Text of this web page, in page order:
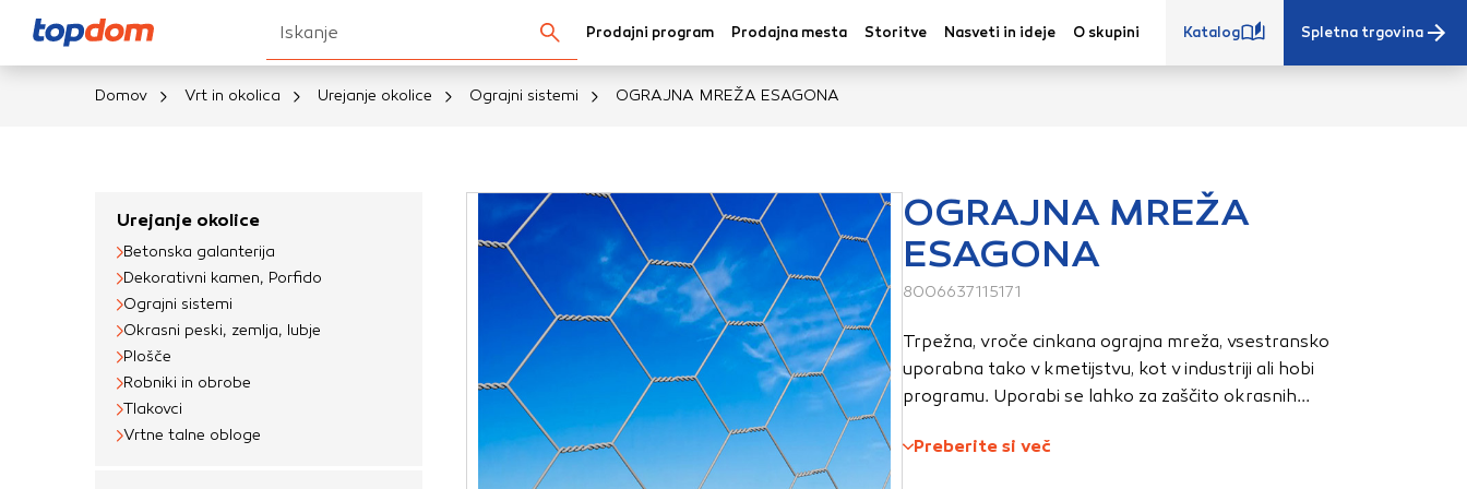
Išči...Prodajni program Prodajna mesta Storitve Nasveti in ideje O skupini Katalog Spletna trgovina
Domov Vrt in okolica Urejanje okolice Ograjni sistemi OGRAJNA MREŽA ESAGONA
Urejanje okolice
Betonska galanterija
Dekorativni kamen, Porfido
Ograjni sistemi
Okrasni peski, zemlja, lubje
Plošče
Robniki in obrobe
Tlakovci
Vrtne talne obloge
OGRAJNA MREŽA
ESAGONA
8006637115171
Trpežna, vroče cinkana ograjna mreža, vsestransko
uporabna tako v kmetijstvu, kot v industriji ali hobi
programu. Uporabi se lahko za zaščito okrasnih...
Preberite si več
Ko obiščete katero koli spletno mesto, mesto lahko shrani ali pridobi informacije iz vašega
brskalnika, večinoma v obliki piškotkov. Te informacije se lahko navezujejo na vas, vaše nastavitve,
vašo napravo ali pa skrbijo, da vaše spletno mesto deluje v skladu z vašimi pričakovanji. Te
informacije običajno ne razkrivajo neposredno vaše identitete, vendar vam lahko zagotovijo bolj
prilagojeno spletno uporabniško izkušnjo. Nekatere vrste piškotkov lahko zavrnete. Klikajte
različna imena kategorij, da si ogledate več informacij in spremenite privzete nastavitve. Blokiranje
določenih vrst piškotkov vpliva na vašo uporabo tega spletnega mesta in naše storitve.